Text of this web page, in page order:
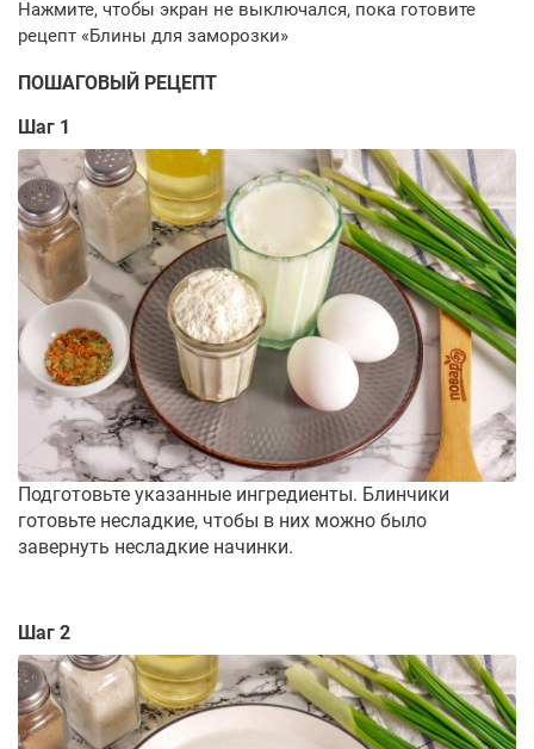
ПОШАГОВЫЙ РЕЦЕПТ
Шаг 1
Подготовьте указанные ингредиенты. Блинчики
готовьте несладкие, чтобы в них можно было
завернуть несладкие начинки.
Шаг 2